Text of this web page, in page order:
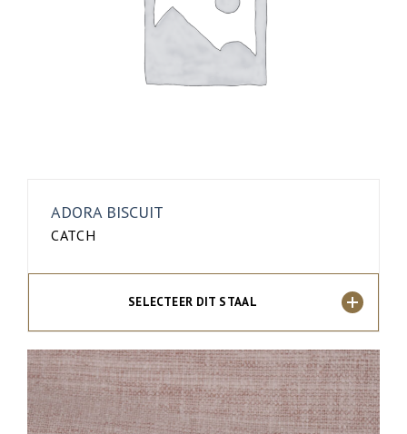
ADORA BISCUIT
CATCH
SELECTEER DIT STAAL